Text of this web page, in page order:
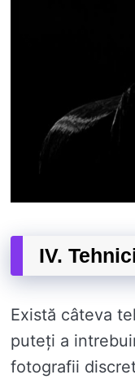
IV.
Există câteva
puteți a
fotografii